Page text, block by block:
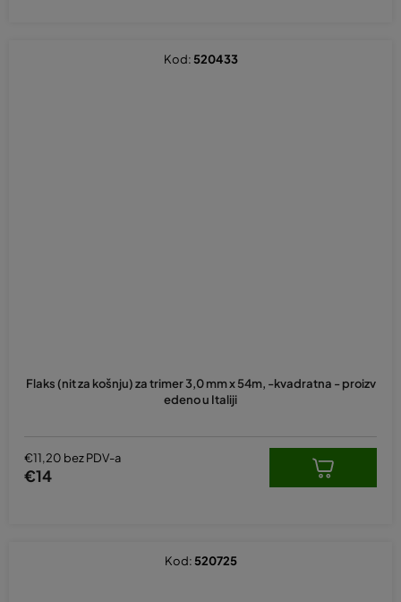
Flaks (nit za košnju) za trimer 3,0 mm x 54m, -kvadratna - proizv
edeno u Italiji
€11,20 bez PDV-a
€14
Kod: 520433
Kod: 520725